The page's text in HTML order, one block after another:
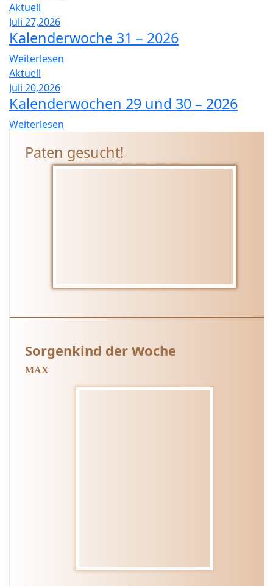
Aktuell
Juli 27,2026
Kalenderwoche 31 – 2026
Weiterlesen
Aktuell
Juli 20,2026
Kalenderwochen 29 und 30 – 2026
Weiterlesen
Paten gesucht!
Sorgenkind der Woche
MAX